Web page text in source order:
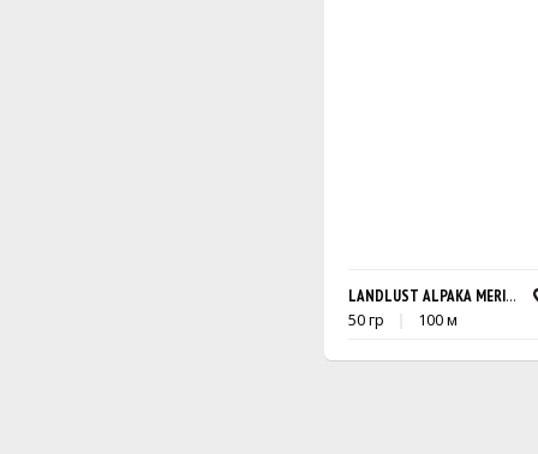
LANDLUST ALPAKA MERINO
50 гр 100 м